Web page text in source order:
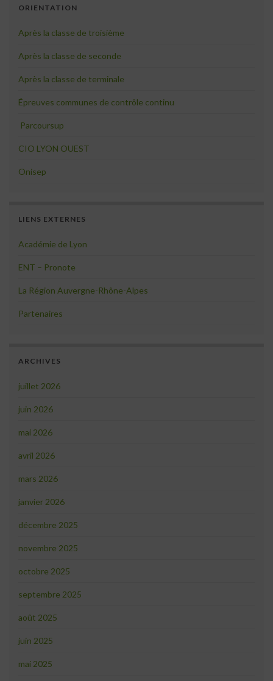
ORIENTATION
Après la classe de troisième
Après la classe de seconde
Après la classe de terminale
Épreuves communes de contrôle continu
Parcoursup
CIO LYON OUEST
Onisep
LIENS EXTERNES
Académie de Lyon
ENT – Pronote
La Région Auvergne-Rhône-Alpes
Partenaires
ARCHIVES
juillet 2026
juin 2026
mai 2026
avril 2026
mars 2026
janvier 2026
décembre 2025
novembre 2025
octobre 2025
septembre 2025
août 2025
juin 2025
mai 2025